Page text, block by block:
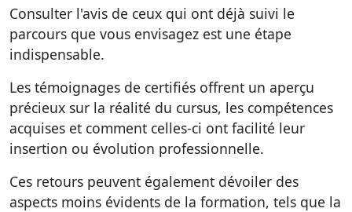
Consulter l'avis de ceux qui ont déjà suivi le
parcours que vous envisagez est une étape
indispensable.
Les témoignages de certifiés offrent un aperçu
précieux sur la réalité du cursus, les compétences
acquises et comment celles-ci ont facilité leur
insertion ou évolution professionnelle.
Ces retours peuvent également dévoiler des
aspects moins évidents de la formation, tels que la